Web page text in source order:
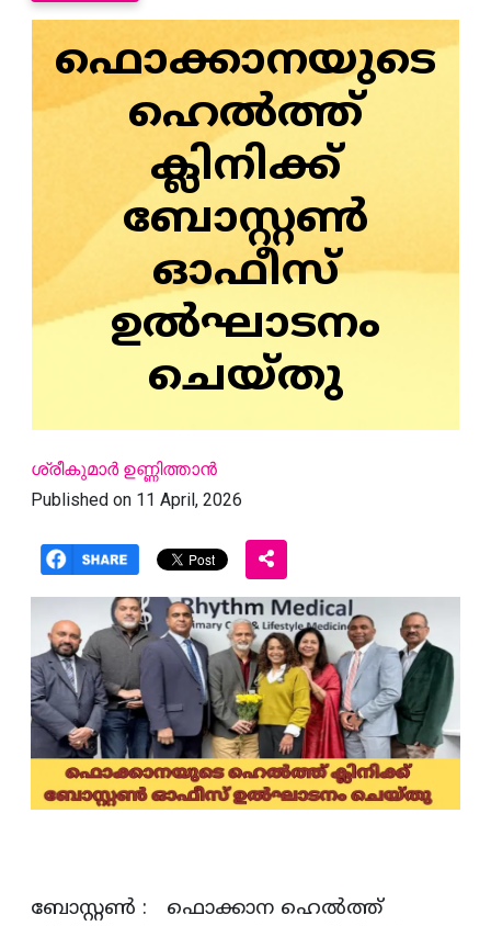
ഫൊക്കാനയുടെ
ഹെൽത്ത്
ക്ലിനിക്ക്
ബോസ്റ്റൺ
ഓഫീസ്
ഉൽഘാടനം
ചെയ്‌തു
ശ്രീകുമാർ ഉണ്ണിത്താൻ
Published on 11 April, 2026
ബോസ്റ്റൺ : ഫൊക്കാന ഹെൽത്ത്